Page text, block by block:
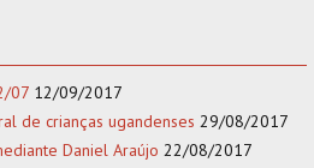
07 12/09/2017
de crianças ugandenses 29/08/2017
Daniel Araújo 22/08/2017